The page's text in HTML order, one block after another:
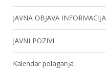
JAVNA OBJAVA
JAVNI POZIVI
Kalendar polaganja